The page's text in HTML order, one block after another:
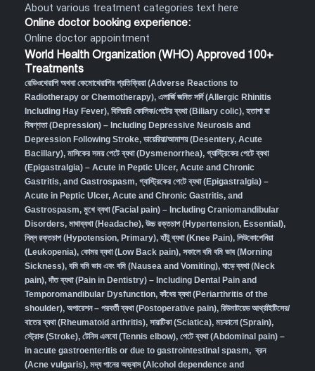
About various treatment categories text here
Online doctor booking experience:
Online doctor appointment
World Health Organization (WHO) Approved 100+
Treatments
রেডিওথেরাপি অথবা কেমোথেরাপির প্রতিক্রিয়া (Adverse Reactions to
Radiotherapy or Chemotherapy), এলার্জি জনিত সর্দি (Allergic Rhinitis
Including Hay Fever), বিলিয়ারি কোলিক/পেটের ব্যথা (Biliary colic), হতাশা বা
বিষণ্ণতা (Depression) – Including Depressive Neurosis and
Depression Following Stroke, ডায়েরিয়া/আমাশয় (Desentery, Acute
Bacillary), মাসিকের সময় পেটে ব্যথা (Dysmenorrhea), গ্যাস্ট্রিকের পেটে ব্যথা
(Epigastralgia) – Acute in Peptic Ulcer, Acute and Chronic
Gastritis, and Gastrospasm, গ্যাস্ট্রিকের পেটে ব্যথা (Epigastralgia) –
Acute in Peptic Ulcer, Acute and Chronic Gastritis, and
Gastrospasm, মুখে ব্যথা (Facial pain) – Including Craniomandibular
Disorders, মাথাব্যথা (Headache), উচ্চ রক্তচাপ (Hypertension, Essential),
নিম্ন রক্তচাপ (Hypotension, Primary), হাঁটু ব্যথা (Knee Pain), লিউকোপেনিয়া
(Leukopenia), কোমর ব্যথা (Low Back pain), সকালে বমি বমি ভাব (Morning
Sickness), বমি বমি ভাব এবং বমি (Nausea and Vomiting), ঘাড়ে ব্যথা (Neck
pain),দাঁত ব্যথা (Pain in Dentistry) – Including Dental Pain and
Temporomandibular Dysfunction, কাঁধের ব্যথা (Periarthritis of the
shoulder), অপারেশন – পরবর্তী ব্যথা (Postoperative pain), রিউমাটয়েড আর্থ্রাইটিসের/
বাতের ব্যথা (Rheumatoid arthritis), সায়াটিকা (Sciatica), মচকানো (Sprain),
স্ট্রোক (Stroke), টেনিস এলবো (Tennis elbow), পেটে ব্যথা (Abdominal pain) –
in acute gastroenteritis or due to gastrointestinal spasm, ব্রন
(Acne vulgaris), মদ্য পানের অভ্যাস (Alcohol dependence and